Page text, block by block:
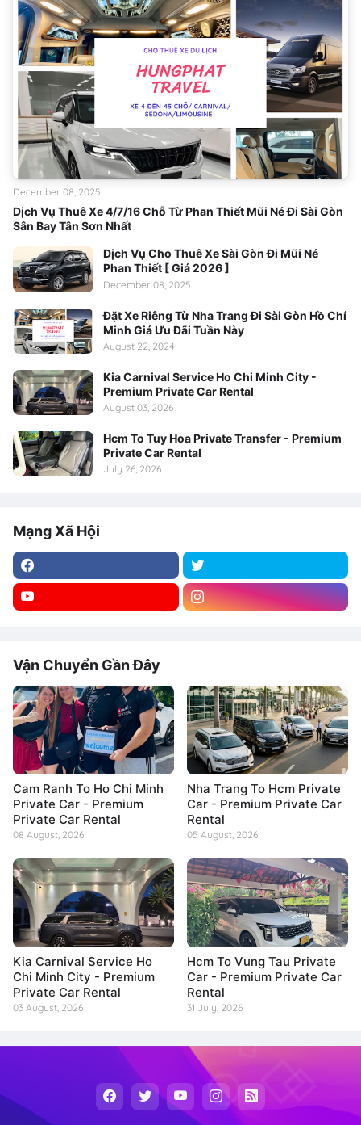
Dịch Vụ Thuê Xe 4/7/16 Chỗ Từ Phan Thiết Mũi Né Đi Sài Gòn
Sân Bay Tân Sơn Nhất
December 08, 2025
Dịch Vụ Cho Thuê Xe Sài Gòn Đi Mũi Né
Phan Thiết [ Giá 2026 ]
December 08, 2025
Đặt Xe Riêng Từ Nha Trang Đi Sài Gòn Hồ Chí
Minh Giá Ưu Đãi Tuần Này
August 22, 2024
Kia Carnival Service Ho Chi Minh City -
Premium Private Car Rental
August 03, 2026
Hcm To Tuy Hoa Private Transfer - Premium
Private Car Rental
July 26, 2026
Mạng Xã Hội
Vận Chuyển Gần Đây
Cam Ranh To Ho Chi Minh
Private Car - Premium
Private Car Rental
08 August, 2026
Nha Trang To Hcm Private
Car - Premium Private Car
Rental
05 August, 2026
Kia Carnival Service Ho
Chi Minh City - Premium
Private Car Rental
03 August, 2026
Hcm To Vung Tau Private
Car - Premium Private Car
Rental
31 July, 2026